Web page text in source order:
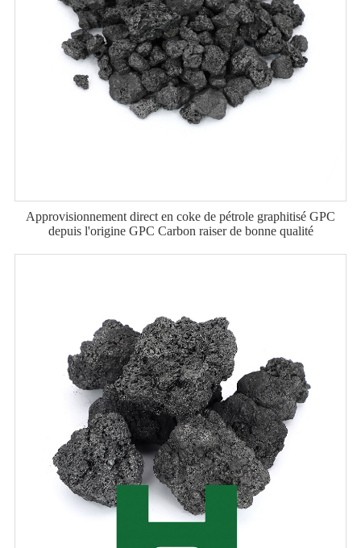
Approvisionnement direct en coke de pétrole graphitisé GPC
depuis l'origine GPC Carbon raiser de bonne qualité